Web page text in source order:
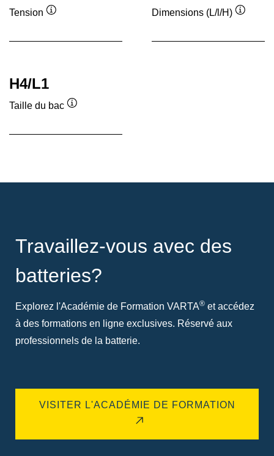
Tension
Dimensions (L/l/H)
H4/L1
Taille du bac
Travaillez-vous avec des
batteries?
Explorez l'Académie de Formation VARTA® et accédez
à des formations en ligne exclusives. Réservé aux
professionnels de la batterie.
VISITER L'ACADÉMIE DE FORMATION